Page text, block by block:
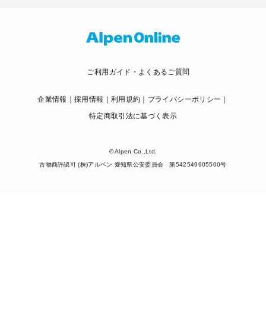
ご利用ガイド・よくあるご質問
企業情報 採用情報 利用規約
プライバシーポリシー
特定商取引法に基づく表示
© Alpen Co.,Ltd.
古物商許認可 (株)アルペン 愛知県公安委員会 第542549905500号